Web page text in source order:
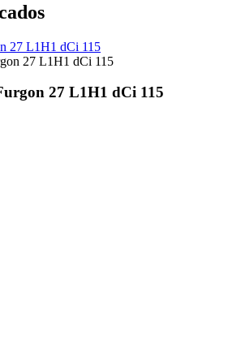
27 L1H1 dCi 115
27 L1H1 dCi 115